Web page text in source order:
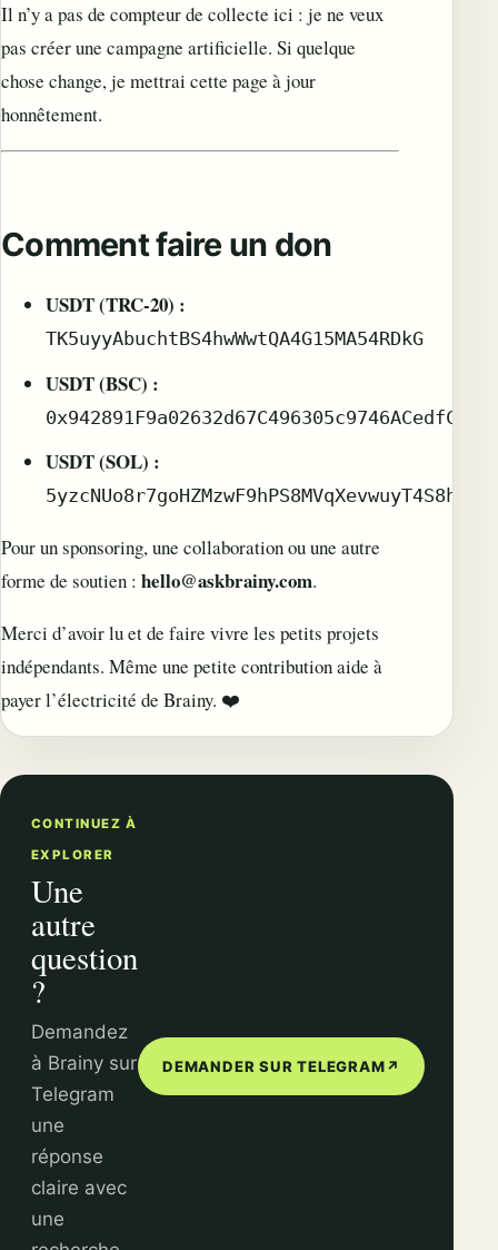
Il n’y a pas de compteur de collecte ici : je ne veux
pas créer une campagne artificielle. Si quelque
chose change, je mettrai cette page à jour
honnêtement.
Comment faire un don
USDT (TRC-20) :
TK5uyyAbuchtBS4hwWwtQA4G15MA54RDkG
USDT (BSC) :
USDT (SOL) :
Pour un sponsoring, une collaboration ou une autre
forme de soutien : hello@askbrainy.com.
Merci d’avoir lu et de faire vivre les petits projets
indépendants. Même une petite contribution aide à
payer l’électricité de Brainy. ❤️
CONTINUEZ À
EXPLORER
Une
autre
question
?
Demandez
à Brainy sur
Telegram
une
réponse
claire avec
une
DEMANDER SUR TELEGRAM↗